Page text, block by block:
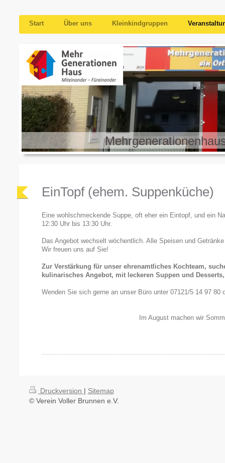
Start Über uns Kleinkindgruppen
EinTopf (ehem. Suppenküche)
Eine wohlschmeckende Suppe, oft eher ein Eintopf, und ein
12:30 Uhr bis 13:30 Uhr.
Das Angebot wechselt wöchentlich. Alle Speisen und
Wir freuen uns auf Sie!
Zur Verstärkung für unser ehrenamtliches Kochteam,
kulinarisches Angebot, mit leckeren Suppen und
Wenden Sie sich gerne an unser Büro unter 07121/5 14 97 80
Im August machen wir
Druckversion | Sitemap
© Verein Voller Brunnen e.V.